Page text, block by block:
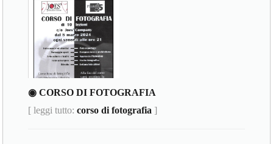
◉ CORSO DI FOTOGRAFIA
[ leggi tutto:corso di fotografia ]